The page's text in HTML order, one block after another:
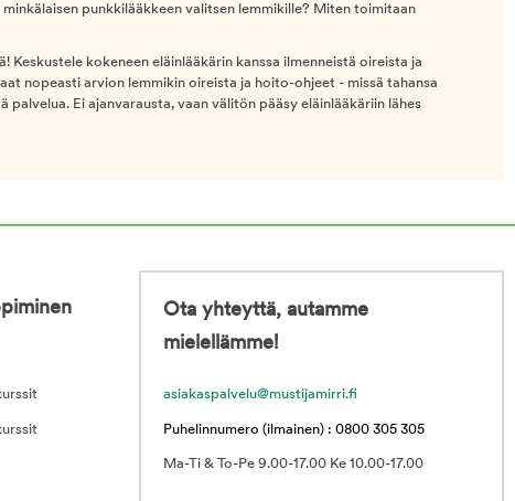
punkkilääkkeen valitsen lemmikille? Miten toimitaan
Keskustele kokeneen eläinlääkärin kanssa ilmenneistä oireista ja
nopeasti arvion lemmikin oireista ja hoito-ohjeet - missä tahansa
Ei ajanvarausta, vaan välitön pääsy eläinlääkäriin lähes
Ota yhteyttä, autamme
mielellämme!
asiakaspalvelu@mustijamirri.fi
Puhelinnumero (ilmainen) : 0800 305 305
Ma-Ti & To-Pe 9.00-17.00 Ke 10.00-17.00